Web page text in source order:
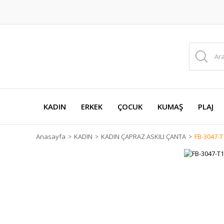
KADIN ERKEK ÇOCUK KUMAŞ PLAJ
Anasayfa KADIN KADIN ÇAPRAZ ASKILI ÇANTA FB-3047-